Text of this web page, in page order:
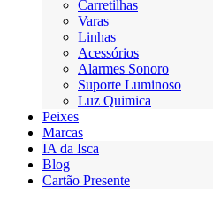
Carretilhas
Varas
Linhas
Acessórios
Alarmes Sonoro
Suporte Luminoso
Luz Quimica
Peixes
Marcas
IA da Isca
Blog
Cartão Presente